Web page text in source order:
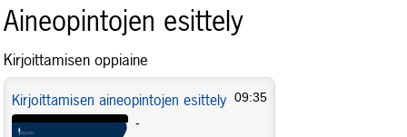
Aineopintojen esittely
Kirjoittamisen oppiaine
Kirjoittamisen aineopintojen esittely
09:35
-